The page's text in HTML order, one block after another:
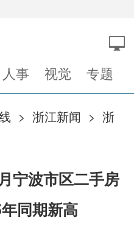
人事 视觉 专题
> 浙江新闻 > 浙
宁波市区二手房
同期新高